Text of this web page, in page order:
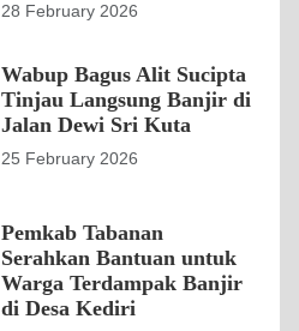
28 February 2026
Wabup Bagus Alit Sucipta
Tinjau Langsung Banjir di
Jalan Dewi Sri Kuta
25 February 2026
Pemkab Tabanan
Serahkan Bantuan untuk
Warga Terdampak Banjir
di Desa Kediri